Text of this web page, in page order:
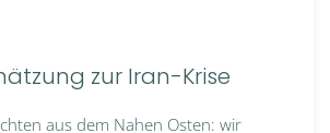
zur Iran-Krise
aus dem Nahen Osten: wir